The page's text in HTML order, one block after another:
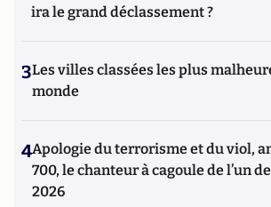
ira le grand déclassement ?
3Les villes classées les plus
monde
4Apologie du terrorisme et du viol,
700, le chanteur à cagoule de l’un
2026